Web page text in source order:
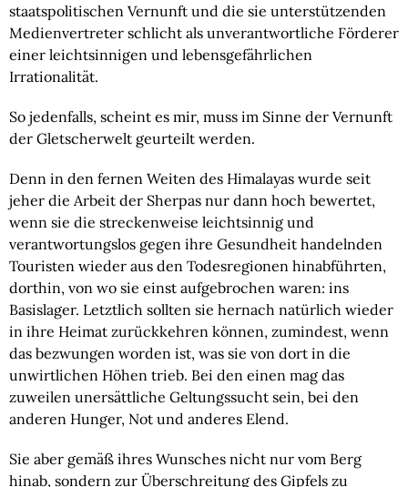
staatspolitischen Vernunft und die sie unterstützenden
Medienvertreter schlicht als unverantwortliche Förderer
einer leichtsinnigen und lebensgefährlichen
Irrationalität.
So jedenfalls, scheint es mir, muss im Sinne der Vernunft
der Gletscherwelt geurteilt werden.
Denn in den fernen Weiten des Himalayas wurde seit
jeher die Arbeit der Sherpas nur dann hoch bewertet,
wenn sie die streckenweise leichtsinnig und
verantwortungslos gegen ihre Gesundheit handelnden
Touristen wieder aus den Todesregionen hinabführten,
dorthin, von wo sie einst aufgebrochen waren: ins
Basislager. Letztlich sollten sie hernach natürlich wieder
in ihre Heimat zurückkehren können, zumindest, wenn
das bezwungen worden ist, was sie von dort in die
unwirtlichen Höhen trieb. Bei den einen mag das
zuweilen unersättliche Geltungssucht sein, bei den
anderen Hunger, Not und anderes Elend.
Sie aber gemäß ihres Wunsches nicht nur vom Berg
hinab, sondern zur Überschreitung des Gipfels zu